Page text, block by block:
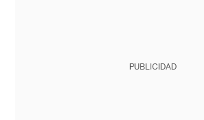
PUBLICIDAD